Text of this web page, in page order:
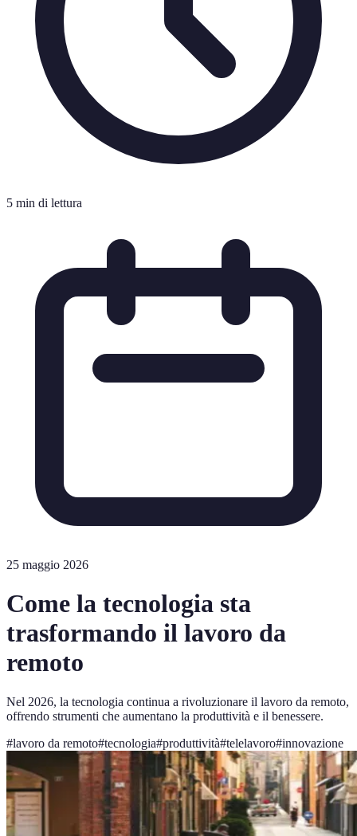
5 min di lettura
25 maggio 2026
Come la tecnologia sta
trasformando il lavoro da
remoto
Nel 2026, la tecnologia continua a rivoluzionare il lavoro da remoto,
offrendo strumenti che aumentano la produttività e il benessere.
#lavoro da remoto#tecnologia#produttività#telelavoro#innovazione